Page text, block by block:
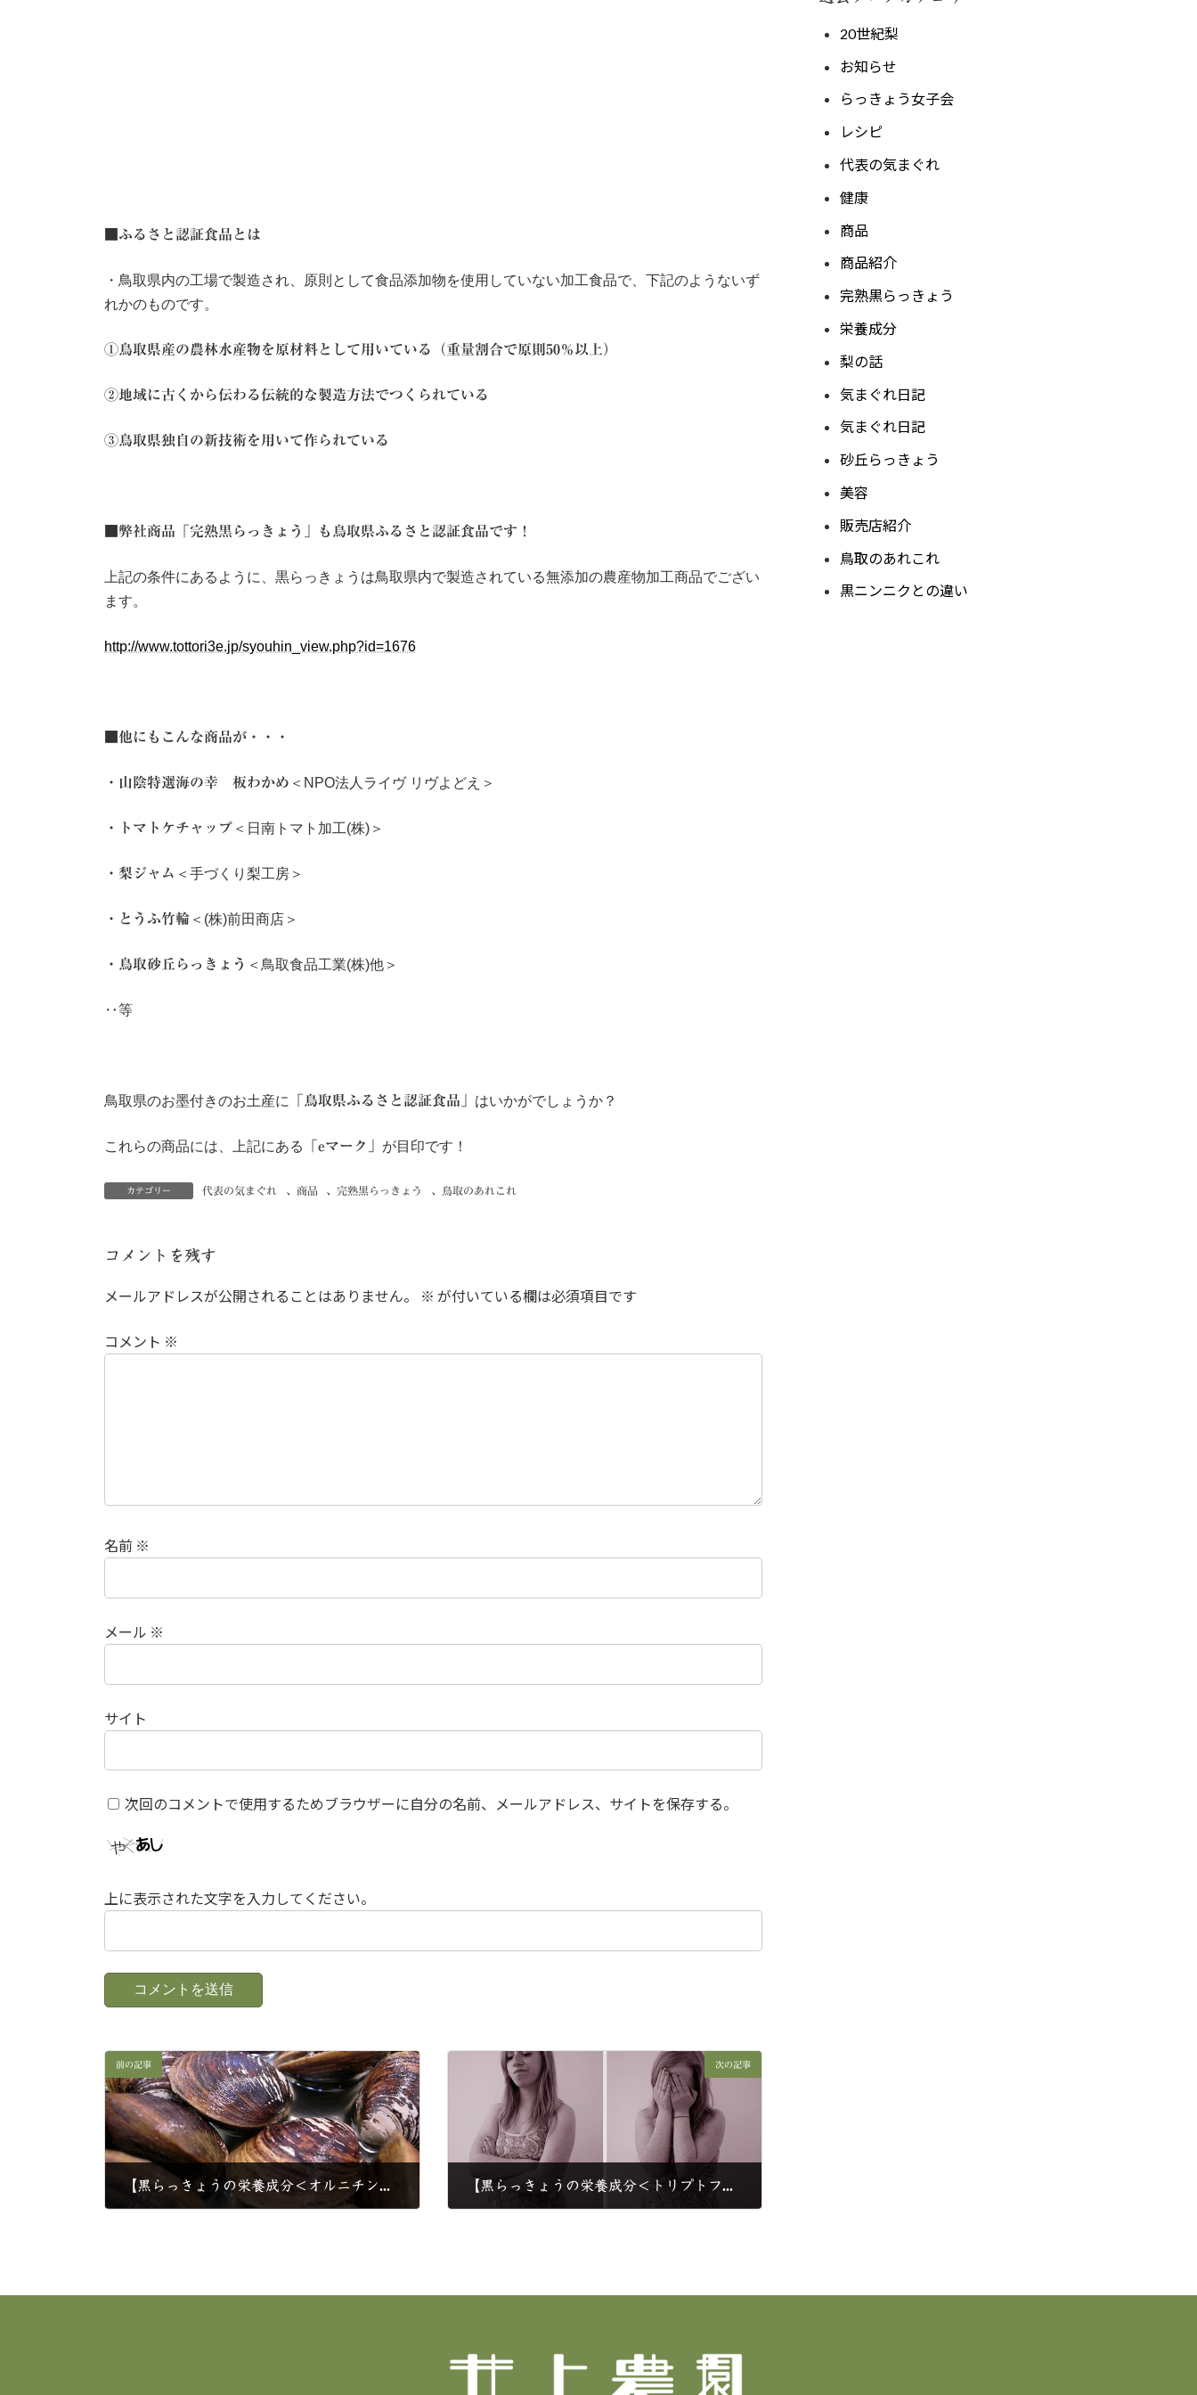
■ふるさと認証食品とは
・鳥取県内の工場で製造され、原則として食品添加物を使用していない加工食品で、下記のようないず
れかのものです。
①鳥取県産の農林水産物を原材料として用いている（重量割合で原則50％以上）
②地域に古くから伝わる伝統的な製造方法でつくられている
③鳥取県独自の新技術を用いて作られている
■弊社商品「完熟黒らっきょう」も鳥取県ふるさと認証食品です！
上記の条件にあるように、黒らっきょうは鳥取県内で製造されている無添加の農産物加工商品でござい
ます。
http://www.tottori3e.jp/syouhin_view.php?id=1676
■他にもこんな商品が・・・
・山陰特選海の幸 板わかめ ＜NPO法人ライヴ リヴよどえ＞
・トマトケチャップ ＜日南トマト加工(株)＞
・梨ジャム ＜手づくり梨工房＞
・とうふ竹輪 ＜(株)前田商店＞
・鳥取砂丘らっきょう ＜鳥取食品工業(株)他＞
‥等
鳥取県のお墨付きのお土産に 「鳥取県ふるさと認証食品」 はいかがでしょうか？
これらの商品には、上記にある 「eマーク」 が目印です！
カテゴリー 代表の気まぐれ 、 商品 、完熟黒らっきょう 、 鳥取のあれこれ
コメントを残す
メールアドレスが公開されることはありません。 ※ が付いている欄は必須項目です
コメント ※
名前 ※
メール ※
サイト
次回のコメントで使用するためブラウザーに自分の名前、メールアドレス、サイトを保存する。
上に表示された文字を入力してください。
前の記事
【黒らっきょうの栄養成分＜オルニチン＞とは】
次の記事
【黒らっきょうの栄養成分＜トリプトファン＞とは】
20世紀梨
お知らせ
らっきょう女子会
レシピ
代表の気まぐれ
健康
商品
商品紹介
完熟黒らっきょう
栄養成分
梨の話
気まぐれ日記
気まぐれ日記
砂丘らっきょう
美容
販売店紹介
鳥取のあれこれ
黒ニンニクとの違い